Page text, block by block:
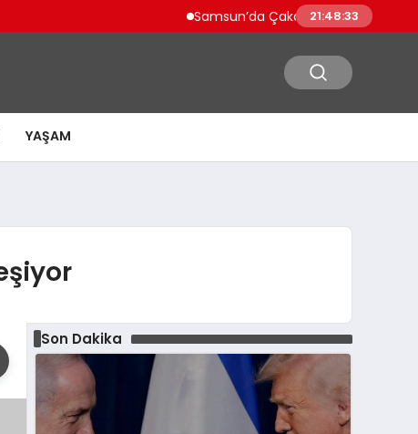
Samsun’da Çakallı Menemeni Nerede
21:48:34
YAŞAM
Son Dakika